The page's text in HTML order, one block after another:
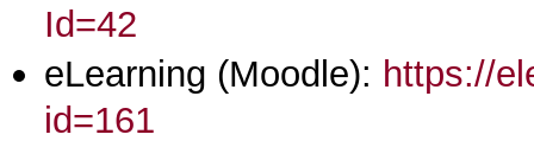
Id=42
eLearning (Moodle): https://
id=161